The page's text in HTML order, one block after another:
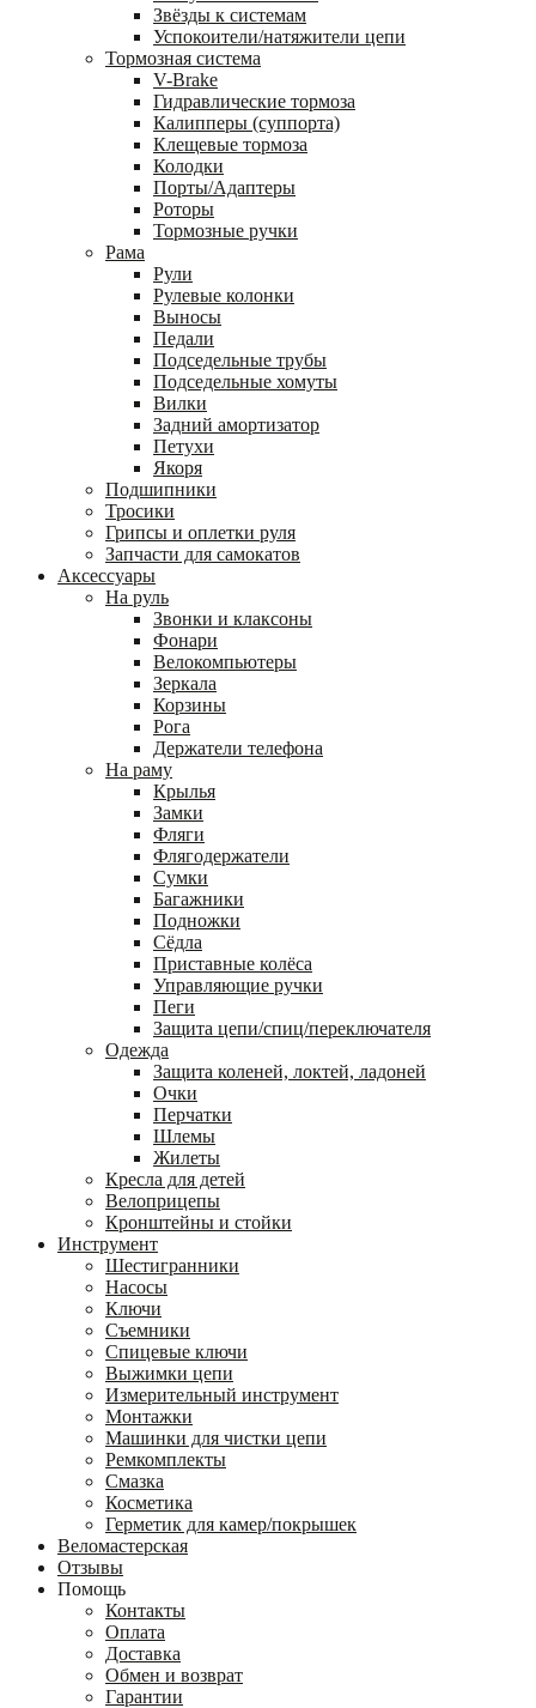
Звёзды к системам
Успокоители/натяжители цепи
Тормозная система
V-Brake
Гидравлические тормоза
Калипперы (суппорта)
Клещевые тормоза
Колодки
Порты/Адаптеры
Роторы
Тормозные ручки
Рама
Рули
Рулевые колонки
Выносы
Педали
Подседельные трубы
Подседельные хомуты
Вилки
Задний амортизатор
Петухи
Якоря
Подшипники
Тросики
Грипсы и оплетки руля
Запчасти для самокатов
Аксессуары
На руль
Звонки и клаксоны
Фонари
Велокомпьютеры
Зеркала
Корзины
Рога
Держатели телефона
На раму
Крылья
Замки
Фляги
Флягодержатели
Сумки
Багажники
Подножки
Сёдла
Приставные колёса
Управляющие ручки
Пеги
Защита цепи/спиц/переключателя
Одежда
Защита коленей, локтей, ладоней
Очки
Перчатки
Шлемы
Жилеты
Кресла для детей
Велоприцепы
Кронштейны и стойки
Инструмент
Шестигранники
Насосы
Ключи
Съемники
Спицевые ключи
Выжимки цепи
Измерительный инструмент
Монтажки
Машинки для чистки цепи
Ремкомплекты
Смазка
Косметика
Герметик для камер/покрышек
Веломастерская
Отзывы
Помощь
Контакты
Оплата
Доставка
Обмен и возврат
Гарантии